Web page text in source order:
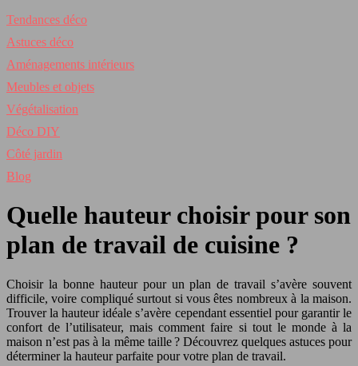
Tendances déco
Astuces déco
Aménagements intérieurs
Meubles et objets
Végétalisation
Déco DIY
Côté jardin
Blog
Quelle hauteur choisir pour son
plan de travail de cuisine ?
Choisir la bonne hauteur pour un plan de travail s’avère souvent
difficile, voire compliqué surtout si vous êtes nombreux à la maison.
Trouver la hauteur idéale s’avère cependant essentiel pour garantir le
confort de l’utilisateur, mais comment faire si tout le monde à la
maison n’est pas à la même taille ? Découvrez quelques astuces pour
déterminer la hauteur parfaite pour votre plan de travail.